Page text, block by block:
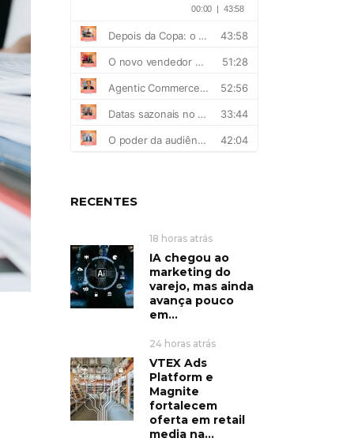
RECENTES
18 horas atrás
IA chegou ao
marketing do
varejo, mas ainda
avança pouco
em...
24 horas atrás
VTEX Ads
Platform e
Magnite
fortalecem
oferta em retail
media na...